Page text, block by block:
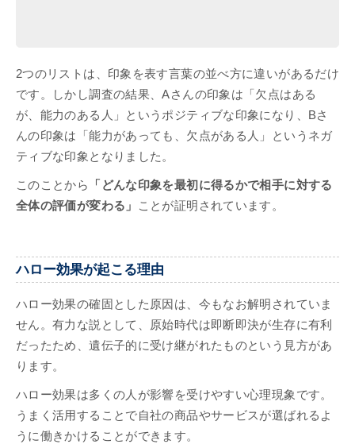
2つのリストは、印象を表す言葉の並べ方に違いがあるだけ
です。しかし調査の結果、Aさんの印象は「欠点はある
が、能力のある人」というポジティブな印象になり、Bさ
んの印象は「能力があっても、欠点がある人」というネガ
ティブな印象となりました。
このことから
「どんな印象を最初に得るかで相手に対する
全体の評価が変わる」
ことが証明されています。
ハロー効果が起こる理由
ハロー効果の確固とした原因は、今もなお解明されていま
せん。有力な説として、原始時代は即断即決が生存に有利
だったため、遺伝子的に受け継がれたものという見方があ
ります。
ハロー効果は多くの人が影響を受けやすい心理現象です。
うまく活用することで自社の商品やサービスが選ばれるよ
うに働きかけることができます。